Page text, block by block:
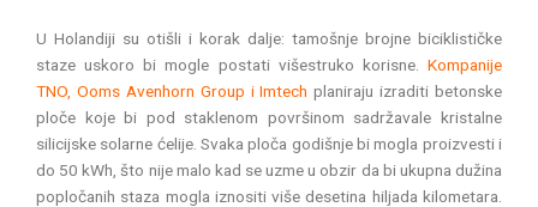
U Holandiji su otišli i korak dalje: tamošnje brojne biciklističke
staze uskoro bi mogle postati višestruko korisne. Kompanije
TNO, Ooms Avenhorn Group i Imtech planiraju izraditi betonske
ploče koje bi pod staklenom površinom sadržavale kristalne
silicijske solarne ćelije. Svaka ploča godišnje bi mogla proizvesti i
do 50 kWh, što nije malo kad se uzme u obzir da bi ukupna dužina
popločanih staza mogla iznositi više desetina hiljada kilometara.